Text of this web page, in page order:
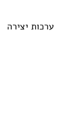
ערכות יצירה